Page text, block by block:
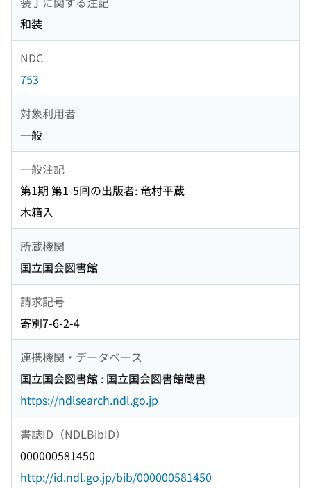
和装
NDC
753
対象利用者
一般
一般注記
第1期 第1-5囘の出版者: 竜村平蔵
木箱入
所蔵機関
国立国会図書館
請求記号
寄別7-6-2-4
連携機関・データベース
国立国会図書館 : 国立国会図書館蔵書
https://ndlsearch.ndl.go.jp
書誌ID（NDLBibID）
000000581450
http://id.ndl.go.jp/bib/000000581450